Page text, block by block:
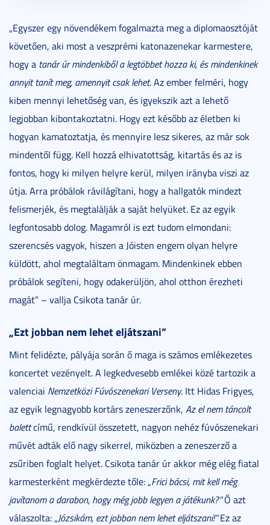
„Egyszer egy növendékem fogalmazta meg a diplomaosztóját
követően, aki most a veszprémi katonazenekar karmestere,
hogy a tanár úr mindenkiből a legtöbbet hozza ki, és mindenkinek
annyit tanít meg, amennyit csak lehet. Az ember felméri, hogy
kiben mennyi lehetőség van, és igyekszik azt a lehető
legjobban kibontakoztatni. Hogy ezt később az életben ki
hogyan kamatoztatja, és mennyire lesz sikeres, az már sok
mindentől függ. Kell hozzá elhivatottság, kitartás és az is
fontos, hogy ki milyen helyre kerül, milyen irányba viszi az
útja. Arra próbálok rávilágítani, hogy a hallgatók mindezt
felismerjék, és megtalálják a saját helyüket. Ez az egyik
legfontosabb dolog. Magamról is ezt tudom elmondani:
szerencsés vagyok, hiszen a Jóisten engem olyan helyre
küldött, ahol megtaláltam önmagam. Mindenkinek ebben
próbálok segíteni, hogy odakerüljön, ahol otthon érezheti
magát” – vallja Csikota tanár úr.
„Ezt jobban nem lehet eljátszani”
Mint felidézte, pályája során ő maga is számos emlékezetes
koncertet vezényelt. A legkedvesebb emlékei közé tartozik a
valenciai Nemzetközi Fúvószenekari Verseny. Itt Hidas Frigyes,
az egyik legnagyobb kortárs zeneszerzőnk, Az el nem táncolt
balettcímű, rendkívül összetett, nagyon nehéz fúvószenekari
művét adták elő nagy sikerrel, miközben a zeneszerző a
zsűriben foglalt helyet. Csikota tanár úr akkor még elég fiatal
karmesterként megkérdezte tőle: „Frici bácsi, mit kell még
javítanom a darabon, hogy még jobb legyen a játékunk?”Ő azt
válaszolta: „Józsikám, ezt jobban nem lehet eljátszani!”Ez az